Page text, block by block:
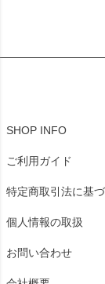
SHOP INFO
ご利用ガイド
特定商取引法に基
個人情報の取扱
お問い合わせ